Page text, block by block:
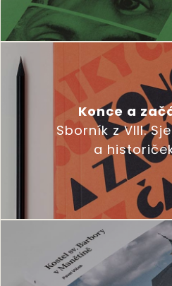
Konce a
Sborník z VIII.
a